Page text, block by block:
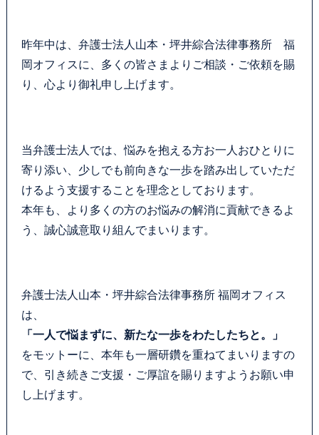
昨年中は、弁護士法人山本・坪井綜合法律事務所 福
岡オフィスに、多くの皆さまよりご相談・ご依頼を賜
り、心より御礼申し上げます。
当弁護士法人では、悩みを抱える方お一人おひとりに
寄り添い、少しでも前向きな一歩を踏み出していただ
けるよう支援することを理念としております。
本年も、より多くの方のお悩みの解消に貢献できるよ
う、誠心誠意取り組んでまいります。
弁護士法人山本・坪井綜合法律事務所 福岡オフィス
は、
「一人で悩まずに、新たな一歩をわたしたちと。」
をモットーに、本年も一層研鑽を重ねてまいりますの
で、引き続きご支援・ご厚誼を賜りますようお願い申
し上げます。